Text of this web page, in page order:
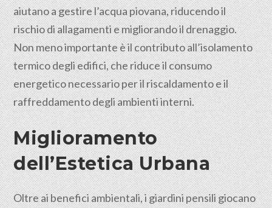
aiutano a gestire l’acqua piovana, riducendo il
rischio di allagamenti e migliorando il drenaggio.
Non meno importante è il contributo all’isolamento
termico degli edifici, che riduce il consumo
energetico necessario per il riscaldamento e il
raffreddamento degli ambienti interni.
Miglioramento
dell’Estetica Urbana
Oltre ai benefici ambientali, i giardini pensili giocano